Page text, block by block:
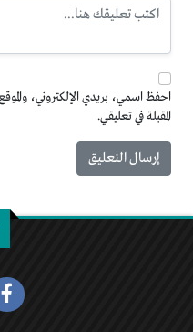
احفظ اسمي، بريدي الإلكتروني، والموقع
المقبلة في تعليقي.